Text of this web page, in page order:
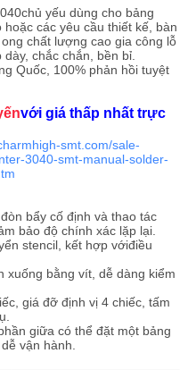
yếu dùng cho bảng
các yêu cầu thiết kế, bàn
chất lượng cao gia công lỗ
chắc chắn, bền bỉ.
Quốc, 100% phản hồi tuyệt
với giá thấp nhất trực
smt.com/sale-
3040-smt-manual-solder-
bẩy cố định và thao tác
bảo độ chính xác lặp lại.
stencil, kết hợp vớiđiều
xuống bằng vít, dễ dàng kiểm
giá đỡ định vị 4 chiếc, tấm
giữa có thể đặt một bảng
vận hành.